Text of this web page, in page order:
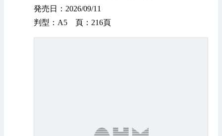
発売日：2026/09/11
判型：A5 頁：216頁